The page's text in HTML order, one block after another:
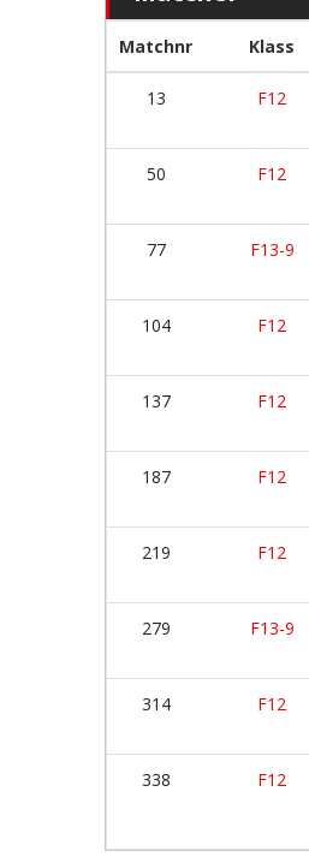
Matchnr Klass
13 F12
50 F12
77 F13-9
104 F12
137 F12
187 F12
219 F12
279 F13-9
314 F12
338 F12